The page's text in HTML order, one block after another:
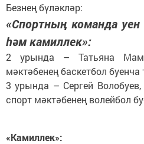
Безнең бүләкләр:
«Спортның команда
һәм камиллек»:
2 урында – Татьяна
мәктәбенең баскетбол буенча
3 урында – Сергей
спорт мәктәбенең волейбол
«Камиллек»: